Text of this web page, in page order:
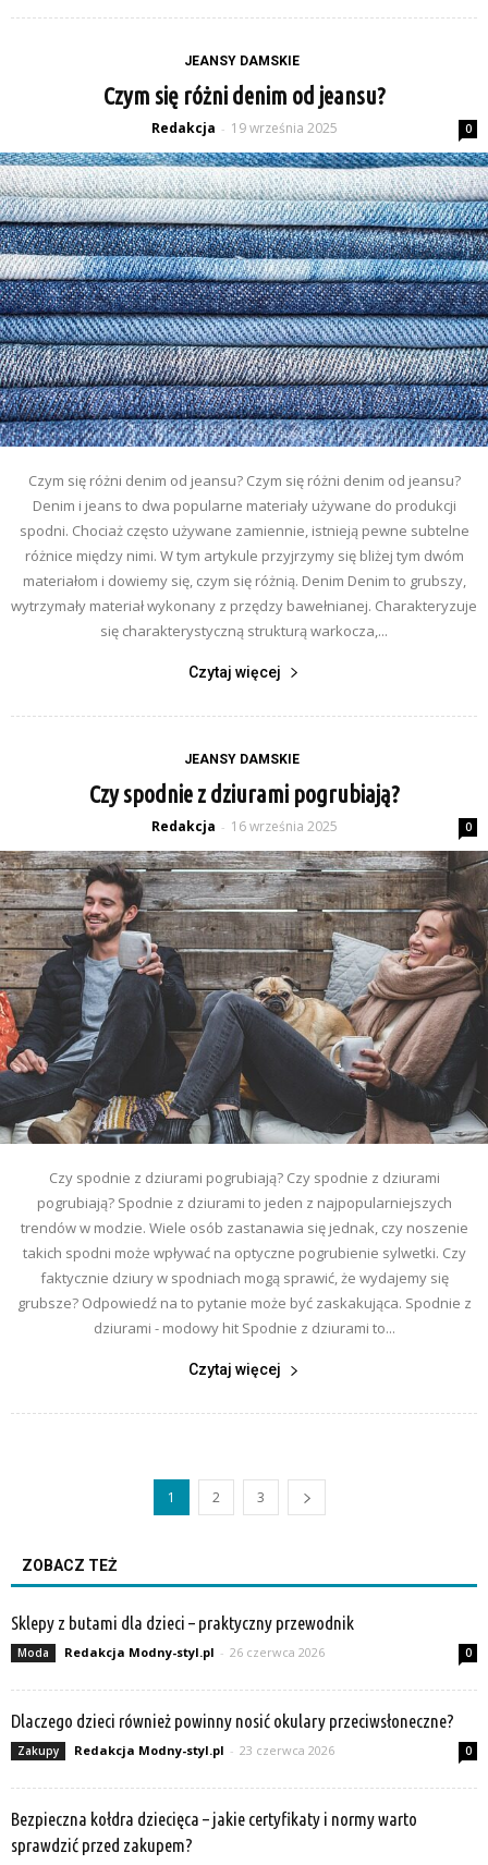
JEANSY DAMSKIE
Czym się różni denim od jeansu?
Redakcja - 19 września 2025 0
Czym się różni denim od jeansu? Czym się różni denim od jeansu?
Denim i jeans to dwa popularne materiały używane do produkcji
spodni. Chociaż często używane zamiennie, istnieją pewne subtelne
różnice między nimi. W tym artykule przyjrzymy się bliżej tym dwóm
materiałom i dowiemy się, czym się różnią. Denim Denim to grubszy,
wytrzymały materiał wykonany z przędzy bawełnianej. Charakteryzuje
się charakterystyczną strukturą warkocza,...
Czytaj więcej
JEANSY DAMSKIE
Czy spodnie z dziurami pogrubiają?
Redakcja - 16 września 2025 0
Czy spodnie z dziurami pogrubiają? Czy spodnie z dziurami
pogrubiają? Spodnie z dziurami to jeden z najpopularniejszych
trendów w modzie. Wiele osób zastanawia się jednak, czy noszenie
takich spodni może wpływać na optyczne pogrubienie sylwetki. Czy
faktycznie dziury w spodniach mogą sprawić, że wydajemy się
grubsze? Odpowiedź na to pytanie może być zaskakująca. Spodnie z
dziurami - modowy hit Spodnie z dziurami to...
Czytaj więcej
1 2 3
ZOBACZ TEŻ
Sklepy z butami dla dzieci – praktyczny przewodnik
Moda Redakcja Modny-styl.pl - 26 czerwca 2026 0
Dlaczego dzieci również powinny nosić okulary przeciwsłoneczne?
Zakupy Redakcja Modny-styl.pl - 23 czerwca 2026 0
Bezpieczna kołdra dziecięca – jakie certyfikaty i normy warto
sprawdzić przed zakupem?